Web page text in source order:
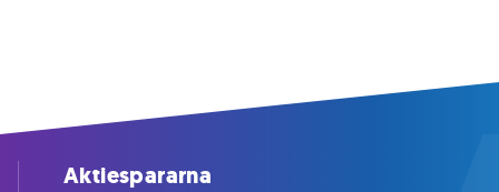
Aktiespararna